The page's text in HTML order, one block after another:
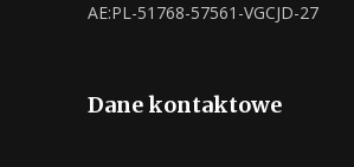
AE:PL-51768-57561-VGCJD-27
Dane kontaktowe